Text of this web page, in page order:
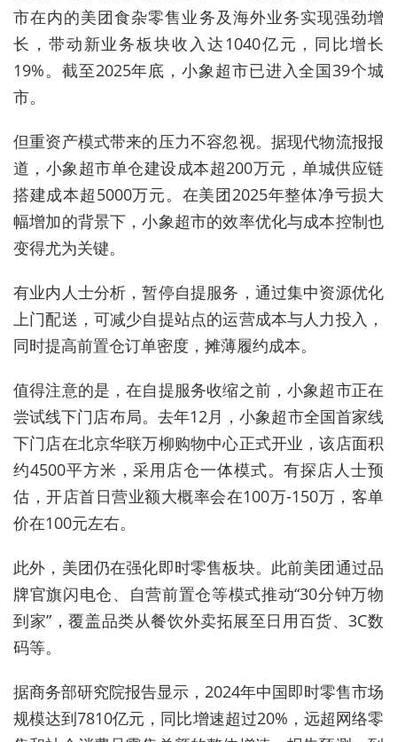
市在内的美团食杂零售业务及海外业务实现强劲增
长，带动新业务板块收入达1040亿元，同比增长
19%。截至2025年底，小象超市已进入全国39个城
市。
但重资产模式带来的压力不容忽视。据现代物流报报
道，小象超市单仓建设成本超200万元，单城供应链
搭建成本超5000万元。在美团2025年整体净亏损大
幅增加的背景下，小象超市的效率优化与成本控制也
变得尤为关键。
有业内人士分析，暂停自提服务，通过集中资源优化
上门配送，可减少自提站点的运营成本与人力投入，
同时提高前置仓订单密度，摊薄履约成本。
值得注意的是，在自提服务收缩之前，小象超市正在
尝试线下门店布局。去年12月，小象超市全国首家线
下门店在北京华联万柳购物中心正式开业，该店面积
约4500平方米，采用店仓一体模式。有探店人士预
估，开店首日营业额大概率会在100万-150万，客单
价在100元左右。
此外，美团仍在强化即时零售板块。此前美团通过品
牌官旗闪电仓、自营前置仓等模式推动“30分钟万物
到家”，覆盖品类从餐饮外卖拓展至日用百货、3C数
码等。
据商务部研究院报告显示，2024年中国即时零售市场
规模达到7810亿元，同比增速超过20%，远超网络零